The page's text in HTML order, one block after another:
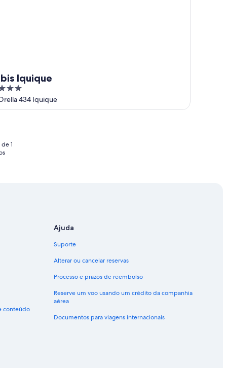
Iquique
434 Iquique
1
conteúdo
Ajuda
Suporte
Alterar ou cancelar reservas
Processo e prazos de reembolso
Reserve um voo usando um crédito da companhia
aérea
Documentos para viagens internacionais